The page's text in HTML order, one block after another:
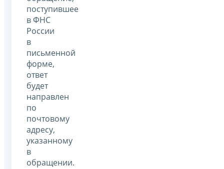
поступившее
в ФНС
России
в
письменной
форме,
ответ
будет
направлен
по
почтовому
адресу,
указанному
в
обращении.